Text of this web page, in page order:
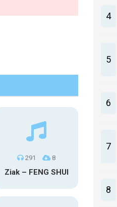
291 8
Ziak – FENG SHUI
4
5
6
7
8